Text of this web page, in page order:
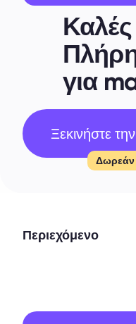
για
Ξεκινήστε
Δωρεάν
Περιεχόμενο